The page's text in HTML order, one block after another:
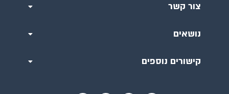
צור קשר
נושאים
קישורים נוספים